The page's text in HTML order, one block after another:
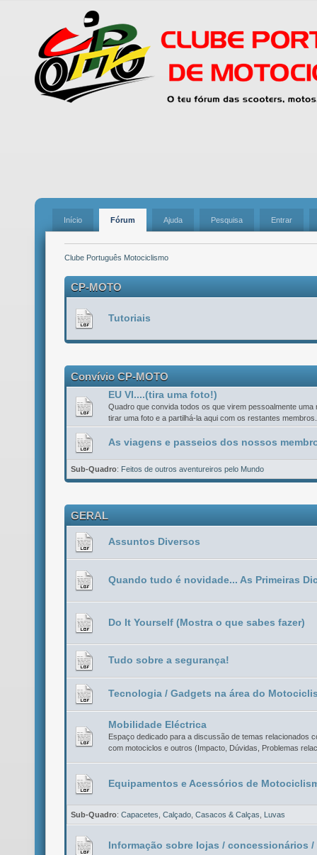
Início Fórum Ajuda Pesquisa Entrar
Clube Português Motociclismo
CP-MOTO
Tutoriais
Convívio CP-MOTO
EU VI....(tira uma foto!)
Quadro que convida todos os que virem pessoalmente uma
tirar uma foto e a partilhá-la aqui com os restantes membros.
As viagens e passeios dos nossos
Sub-Quadro: Feitos de outros aventureiros pelo Mundo
GERAL
Assuntos Diversos
Quando tudo é novidade... As Primeiras
Do It Yourself (Mostra o que sabes fazer)
Tudo sobre a segurança!
Tecnologia / Gadgets na área do
Mobilidade Eléctrica
Espaço dedicado para a discussão de temas relacionados
com motociclos e outros (Impacto, Dúvidas, Problemas
Equipamentos e Acessórios de
Sub-Quadro: Capacetes Calçado Casacos & Calças Luvas
Informação sobre lojas / concessionários